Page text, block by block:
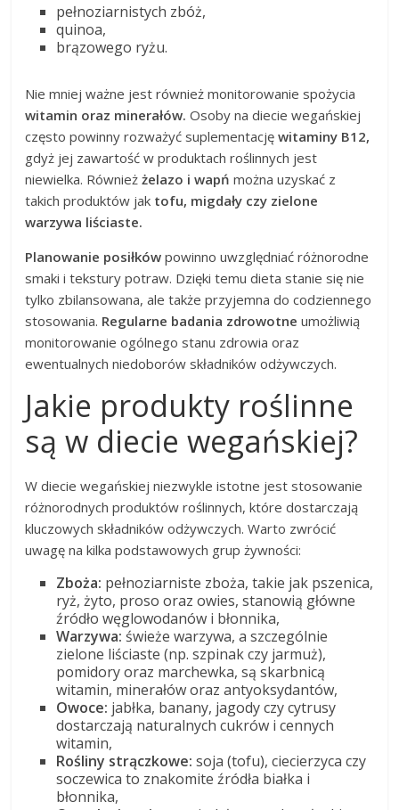
pełnoziarnistych zbóż,
quinoa,
brązowego ryżu.
Nie mniej ważne jest również monitorowanie spożycia
witamin oraz minerałów. Osoby na diecie wegańskiej
często powinny rozważyć suplementacjęwitaminy B12,
gdyż jej zawartość w produktach roślinnych jest
niewielka. Równieżżelazo i wapń można uzyskać z
takich produktów jak tofu, migdały czy zielone
warzywa liściaste.
Planowanie posiłków powinno uwzględniać różnorodne
smaki i tekstury potraw. Dzięki temu dieta stanie się nie
tylko zbilansowana, ale także przyjemna do codziennego
stosowania. Regularne badania zdrowotne umożliwią
monitorowanie ogólnego stanu zdrowia oraz
ewentualnych niedoborów składników odżywczych.
Jakie produkty roślinne
są w diecie wegańskiej?
W diecie wegańskiej niezwykle istotne jest stosowanie
różnorodnych produktów roślinnych, które dostarczają
kluczowych składników odżywczych. Warto zwrócić
uwagę na kilka podstawowych grup żywności:
Zboża: pełnoziarniste zboża, takie jak pszenica,
ryż, żyto, proso oraz owies, stanowią główne
źródło węglowodanów i błonnika,
Warzywa: świeże warzywa, a szczególnie
zielone liściaste (np. szpinak czy jarmuż),
pomidory oraz marchewka, są skarbnicą
witamin, minerałów oraz antyoksydantów,
Owoce: jabłka, banany, jagody czy cytrusy
dostarczają naturalnych cukrów i cennych
witamin,
Rośliny strączkowe: soja (tofu), ciecierzyca czy
soczewica to znakomite źródła białka i
błonnika,